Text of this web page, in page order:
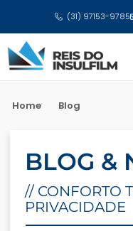
(31) 97153-9785
Home Blog
BLOG &
// CONFORTO
PRIVACIDADE